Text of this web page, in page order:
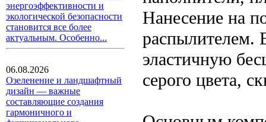
энергоэффективности и
экологической безопасности
становится все более
актуальным. Особенно...
06.08.2026
Озеленение и ландшафтный
дизайн — важные
составляющие создания
гармоничного и
Нанесение на
распылителем.
эластичную
серого цвета,